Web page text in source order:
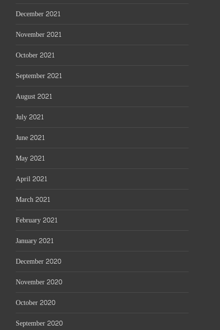
December 2021
November 2021
October 2021
September 2021
August 2021
July 2021
June 2021
May 2021
April 2021
March 2021
February 2021
January 2021
December 2020
November 2020
October 2020
September 2020